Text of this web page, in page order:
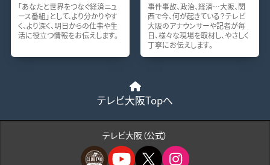
「あなたと世界をつなぐ経済ニュ
ース番組」として、より分かりやす
く、より深く、明日からの仕事や生
活に役立つ情報をお伝えします。
事件事故、政治、経済…大阪、関
西で今、何が起きている？テレビ
大阪のアナウンサーや記者が毎
日、様々な現場を取材し、やさしく
丁寧にお伝えします。
テレビ大阪Topへ
テレビ大阪（公式）